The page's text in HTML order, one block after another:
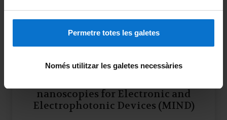
Permetre totes les galetes
Només utilitzar les galetes necessàries
More information
nanoscopies for Electronic and
Electrophotonic Devices (MIND)